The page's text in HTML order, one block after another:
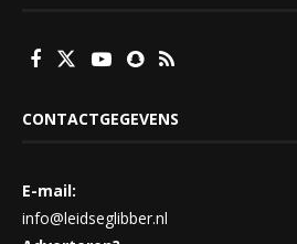
CONTACTGEGEVENS
E-mail:
info@leidseglibber.nl